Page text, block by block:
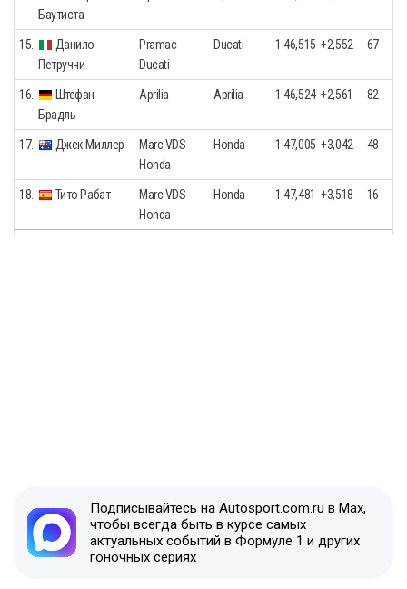
Баутиста
15.
Данило
Петруччи
Pramac
Ducati
Ducati 1.46,515 +2,552 67
16.
Штефан
Брадль
Aprilia Aprilia 1.46,524 +2,561 82
17. Джек Миллер
Marc VDS
Honda
Honda 1.47,005 +3,042 48
18. Тито Рабат
Marc VDS
Honda
Honda 1.47,481 +3,518 16
Подписывайтесь на Autosport.com.ru в Max,
чтобы всегда быть в курсе самых
актуальных событий в Формуле 1 и других
гоночных сериях